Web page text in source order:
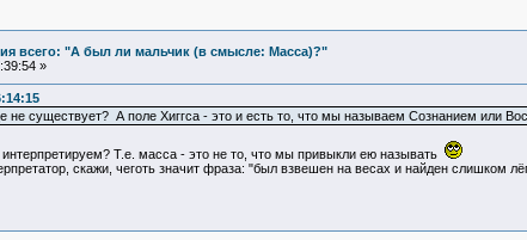
всего: "А был ли мальчик (в смысле: Масса)?"
»
существует? А поле Хиггса - это и есть то, что мы называем Сознанием или
Т.е. масса - это не то, что мы привыкли ею называть
скажи, чеготь значит фраза: "был взвешен на весах и найден слишком